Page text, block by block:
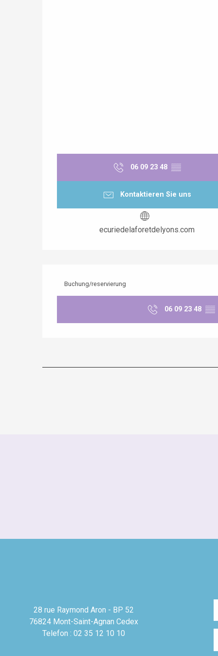
06 09 23 48 ▒▒
Kontaktieren Sie uns
ecuriedelaforetdelyons.com
Buchung/reservierung
06 09 23 48 ▒▒
28 rue Raymond Aron - BP 52
76824 Mont-Saint-Agnan Cedex
Telefon : 02 35 12 10 10